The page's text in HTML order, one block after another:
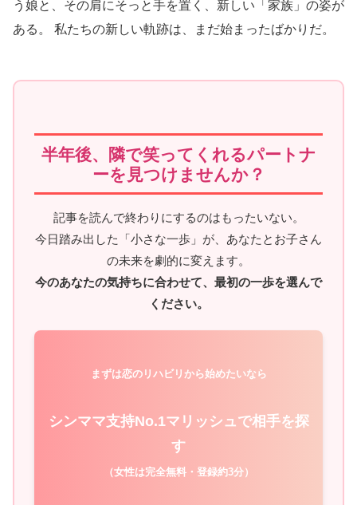
う娘と、その肩にそっと手を置く、新しい「家族」の姿が
ある。 私たちの新しい軌跡は、まだ始まったばかりだ。
半年後、隣で笑ってくれるパートナ
ーを見つけませんか？
記事を読んで終わりにするのはもったいない。
今日踏み出した「小さな一歩」が、あなたとお子さん
の未来を劇的に変えます。
今のあなたの気持ちに合わせて、最初の一歩を選んで
ください。
まずは恋のリハビリから始めたいなら
シンママ支持No.1マリッシュで相手を探
す
（女性は完全無料・登録約3分）